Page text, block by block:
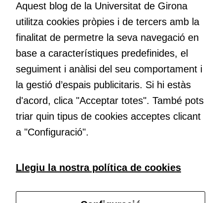
maneres de fer-ho i generar plegats idees innovadores.
Educació
Com deia Josep Pallach, l’educació és una palanca per a la
transformació. Volem contribuir a millorar-la impulsant
metodologies docents actives i ambients d’aprenentatge
dinàmics.
Configura les cookies
Aquest blog de la Universitat de Girona
utilitza cookies pròpies i de tercers amb la
finalitat de permetre la seva navegació en
base a característiques predefinides, el
seguiment i anàlisi del seu comportament i
la gestió d’espais publicitaris. Si hi estàs
d'acord, clica "Acceptar totes". També pots
triar quin tipus de cookies acceptes clicant
a "Configuració".
Llegiu la nostra política de cookies
Cookies
cookies de
Google
Analytics
per tal que
puguem
millorar la
funcionalitat
funció de
lloc web